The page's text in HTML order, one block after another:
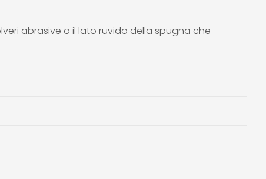
abrasive o il lato ruvido della spugna che